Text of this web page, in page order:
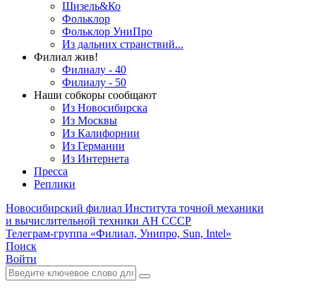
Шизель&Ко
Фольклор
Фольклор УниПро
Из дальних странствий...
Филиал жив!
Филиалу - 40
Филиалу - 50
Наши собкоры сообщают
Из Новосибирска
Из Москвы
Из Калифорнии
Из Германии
Из Интернета
Пресса
Реплики
Новосибирский филиал Института точной механики
и вычислительной техники АН СССР
Телеграм-группа «Филиал, Унипро, Sun, Intel»
Поиск
Войти